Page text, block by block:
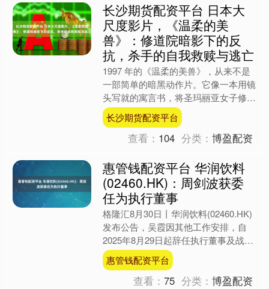
长沙期货配资平台 日本大
尺度影片，《温柔的美
兽》：修道院暗影下的反
抗，杀手的自我救赎与逃亡
1997 年的《温柔的美兽》，从来不是
一部简单的暗黑动作片。它像一本用镜
头写就的寓言书，将圣玛丽亚女子修道
院化作 “神圣与邪恶” 的角斗场，用十
字架、短刀、圣经....
长沙期货配资平台
查看： 104 分类：博盈配资
惠管钱配资平台 华润饮料
(02460.HK)：周剑波获委
任为执行董事
格隆汇8月30日丨华润饮料(02460.HK)
发布公告，吴霞因其他工作安排，自
2025年8月29日起辞任执行董事及战略
与投资委员会成员职务。于辞任上述职
务后，吴....
惠管钱配资平台
查看：75 分类：博盈配资